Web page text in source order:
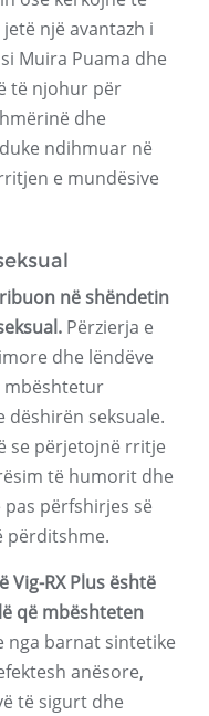
një avantazh i
Muira Puama dhe
të njohur për
dhe
ndihmuar në
e mundësive
në shëndetin
Përzierja e
dhe lëndëve
mbështetur
seksuale.
se përjetojnë rritje
të humorit dhe
përfshirjes së
përditshme.
Vig-RX Plus është
që mbështeten
nga barnat sintetike
anësore,
të sigurt dhe